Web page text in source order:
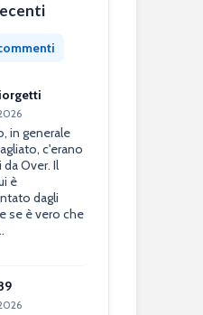
in generale
c'erano
Over. Il
è
dagli
se è vero che